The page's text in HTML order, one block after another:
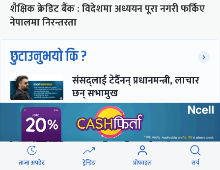
शैक्षिक क्रेडिट बैंक : विदेशमा अध्ययन पूरा नगरी फर्किए
नेपालमा निरन्तरता
छुटाउनुभयो कि ?
संसद्लाई टेर्दैनन् प्रधानमन्त्री, लाचार
छन् सभामुख
‘अस्थायी प्रकृतिको अध्यादेशले ऐनको
व्यवस्था विस्थापित गर्न सक्दैन’
ताजा अपडेट ट्रेन्डिङ प्रोफाइल सर्च